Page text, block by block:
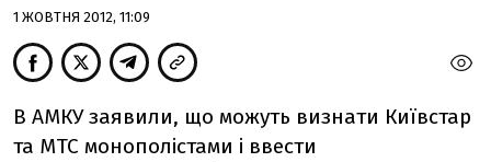
1 ЖОВТНЯ 2012, 11:09
В АМКУ заявили, що можуть визнати Київстар
та МТС монополістами і ввести